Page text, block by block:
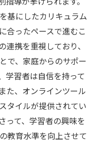
基にしたカリキュラム
合ったペースで進むこ
連携を重視しており、
で、家庭からのサポー
学習者は自信を持って
た、オンラインツール
タイルが提供されてい
って、学習者の興味を
教育水準を向上させて